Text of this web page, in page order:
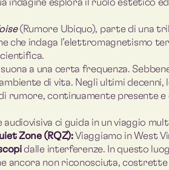
indagine esplora il ruolo estetico
(Rumore Ubiquo), parte di una
che indaga l’elettromagnetismo
a una certa frequenza.
di vita. Negli ultimi
rumore, continuamente presente
audiovisiva ci guida in un viaggio
Zone (RQZ):Viaggiamo in West
dalle interferenze. In questo
ancora non riconosciuta,